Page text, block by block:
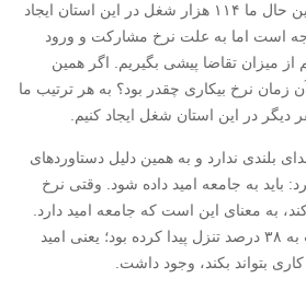
وارد عرصه شده است. با این حال ما ۱۱۴ هزار شغل در این استان ایجاد
است اما به علت نرخ مشارکت و ورود
از میزان تقاضا پیشی بگیریم. اگر همین
نرخ بیکاری چقدر بود؟ به هر ترتیب ما
بلندی ندارد و به همین دلیل دستاوردهای
باید به جامعه امید داده شود. وقتی نرخ
به معنای این است که جامعه امید دارد.
زمانی بود که نرخ مشارکت به ۳۸ درصد تنزل پیدا کرده بود؛ یعنی امید
بتواند بکند، وجود داشت.